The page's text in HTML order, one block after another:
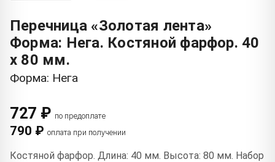
Перечница «Золотая лента»
Форма: Нега. Костяной фарфор. 40
x 80 мм.
Форма: Нега
727 ₽ по предоплате
790 ₽ оплата при получении
Костяной фарфор. Длина: 40 мм. Высота: 80 мм. Набор